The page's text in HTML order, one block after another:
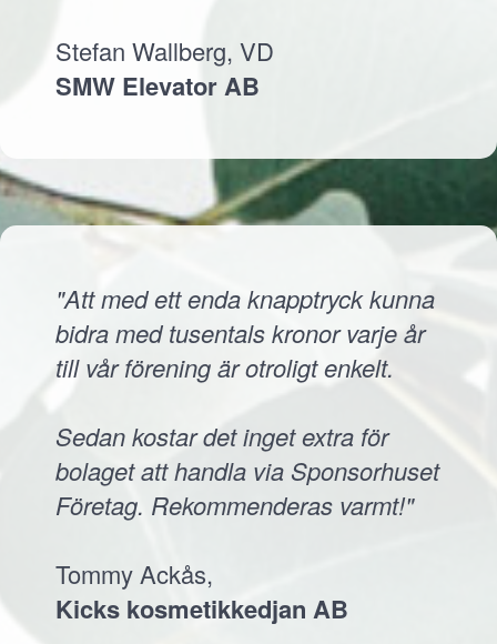
Stefan Wallberg, VD
SMW Elevator AB
"Att med ett enda knapptryck kunna
bidra med tusentals kronor varje år
till vår förening är otroligt enkelt.
Sedan kostar det inget extra för
bolaget att handla via Sponsorhuset
Företag. Rekommenderas varmt!"
Tommy Ackås,
Kicks kosmetikkedjan AB